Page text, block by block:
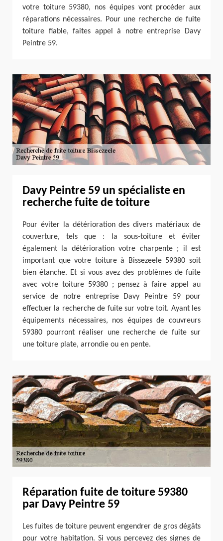
votre toiture 59380, nos équipes vont procéder aux
réparations nécessaires. Pour une recherche de fuite
toiture fiable, faites appel à notre entreprise Davy
Peintre 59.
Davy Peintre 59 un spécialiste en
recherche fuite de toiture
Pour éviter la détérioration des divers matériaux de
couverture, tels que : la sous-toiture et éviter
également la détérioration votre charpente ; il est
important que votre toiture à Bissezeele 59380 soit
bien étanche. Et si vous avez des problèmes de fuite
avec votre toiture 59380 ; pensez à faire appel au
service de notre entreprise Davy Peintre 59 pour
effectuer la recherche de fuite sur votre toit. Ayant les
équipements nécessaires, nos équipes de couvreurs
59380 pourront réaliser une recherche de fuite sur
une toiture plate, arrondie ou en pente.
Réparation fuite de toiture 59380
par Davy Peintre 59
Les fuites de toiture peuvent engendrer de gros dégâts
pour votre habitation. Si vous percevez des signes de